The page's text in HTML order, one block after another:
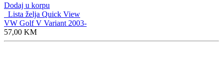
Dodaj u korpu
Lista želja Quick View
VW Golf V Variant 2003-
57,00 KM